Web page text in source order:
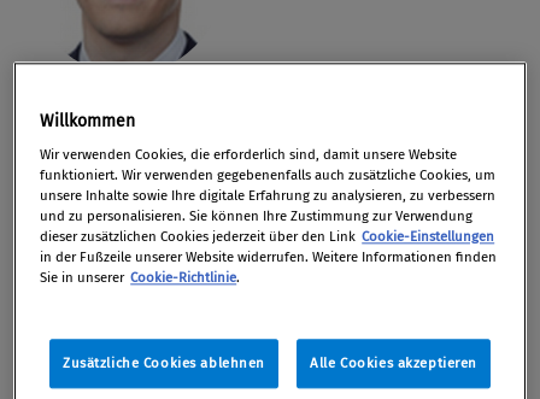
Daniel Petsch BA
Artikel auf Xing teilen
Artikel auf linkedIn teilen
Artikel auf Facebook teilen
Artikellink kopieren
Artikel per Mail teilen
Vita
Daniel Petsch, BA ist bei PwC Österreich als
Senior Associate im Bereich Forensic Services
Willkommen
Wir verwenden Cookies, die erforderlich sind, damit unsere Website
funktioniert. Wir verwenden gegebenenfalls auch zusätzliche Cookies, um
unsere Inhalte sowie Ihre digitale Erfahrung zu analysieren, zu verbessern
und zu personalisieren. Sie können Ihre Zustimmung zur Verwendung
dieser zusätzlichen Cookies jederzeit über den Link Cookie-Einstellungen
in der Fußzeile unserer Website widerrufen. Weitere Informationen finden
Sie in unserer Cookie-Richtlinie.
Zusätzliche Cookies ablehnen Alle Cookies akzeptieren